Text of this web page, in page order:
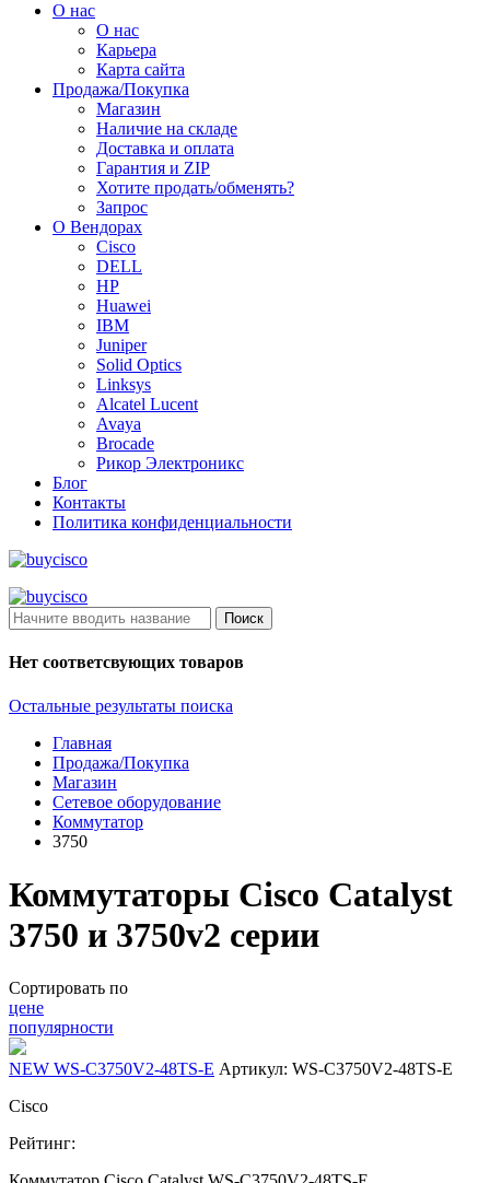
О нас
О нас
Карьера
Карта сайта
Продажа/Покупка
Магазин
Наличие на складе
Доставка и оплата
Гарантия и ZIP
Хотите продать/обменять?
Запрос
О Вендорах
Cisco
DELL
HP
Huawei
IBM
Juniper
Solid Optics
Linksys
Alcatel Lucent
Avaya
Brocade
Рикор Электроникс
Блог
Контакты
Политика конфиденциальности
Поиск
Нет соответсвующих товаров
Остальные результаты поиска
Главная
Продажа/Покупка
Магазин
Сетевое оборудование
Коммутатор
3750
Коммутаторы Cisco Catalyst
3750 и 3750v2 серии
Сортировать по
цене
популярности
NEW WS-C3750V2-48TS-E Артикул: WS-C3750V2-48TS-E
Cisco
Рейтинг: